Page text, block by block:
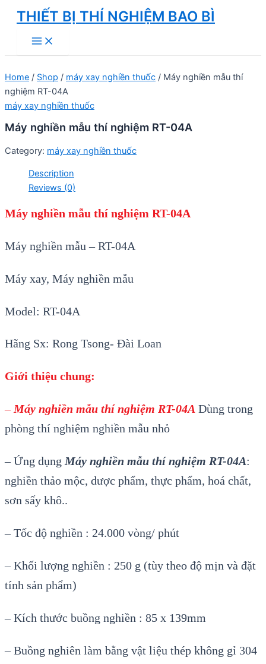
Skip
content
THIẾT BỊ THÍ NGHIỆM BAO BÌ
Main
Menu
Home / Shop / máy xay nghiền thuốc / Máy nghiền mẫu thí
nghiệm RT-04A
máy xay nghiền thuốc
Máy nghiền mẫu thí nghiệm RT-04A
Category: máy xay nghiền thuốc
Description
Reviews (0)
Máy nghiền mẫu thí nghiệm RT-04A
Máy nghiền mẫu – RT-04A
Máy xay, Máy nghiền mẫu
Model: RT-04A
Hãng Sx: Rong Tsong- Đài Loan
Giới thiệu chung:
– Máy nghiền mẫu thí nghiệm RT-04A Dùng trong
phòng thí nghiệm nghiền mẫu nhỏ
– Ứng dụng Máy nghiền mẫu thí nghiệm RT-04A:
nghiền thảo mộc, dược phẩm, thực phẩm, hoá chất,
sơn sấy khô..
– Tốc độ nghiền : 24.000 vòng/ phút
– Khối lượng nghiền : 250 g (tùy theo độ mịn và đặt
tính sản phẩm)
– Kích thước buồng nghiền : 85 x 139mm
– Buồng nghiên làm bằng vật liệu thép không gỉ 304